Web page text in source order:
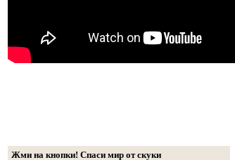
Жми на кнопки! Спаси мир от скуки